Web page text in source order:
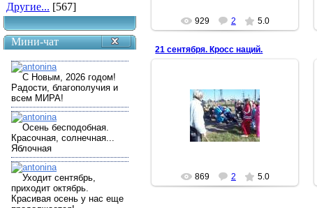
Другие... [567]
Мини-чат
929 2 5.0
21 сентября. Кросс наций.
22.09.2008
Старт мальчиков 3-4 классов.
Антонина
869 2 5.0